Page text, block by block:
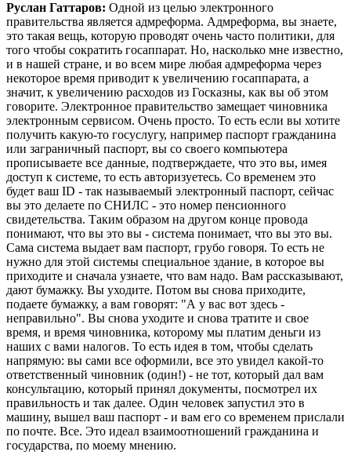
Руслан Гаттаров: Одной из целью электронного
правительства является адмреформа. Адмреформа, вы знаете,
это такая вещь, которую проводят очень часто политики, для
того чтобы сократить госаппарат. Но, насколько мне известно,
и в нашей стране, и во всем мире любая адмреформа через
некоторое время приводит к увеличению госаппарата, а
значит, к увеличению расходов из Госказны, как вы об этом
говорите. Электронное правительство замещает чиновника
электронным сервисом. Очень просто. То есть если вы хотите
получить какую-то госуслугу, например паспорт гражданина
или заграничный паспорт, вы со своего компьютера
прописываете все данные, подтверждаете, что это вы, имея
доступ к системе, то есть авторизуетесь. Со временем это
будет ваш ID - так называемый электронный паспорт, сейчас
вы это делаете по СНИЛС - это номер пенсионного
свидетельства. Таким образом на другом конце провода
понимают, что вы это вы - система понимает, что вы это вы.
Сама система выдает вам паспорт, грубо говоря. То есть не
нужно для этой системы специальное здание, в которое вы
приходите и сначала узнаете, что вам надо. Вам рассказывают,
дают бумажку. Вы уходите. Потом вы снова приходите,
подаете бумажку, а вам говорят: "А у вас вот здесь -
неправильно". Вы снова уходите и снова тратите и свое
время, и время чиновника, которому мы платим деньги из
наших с вами налогов. То есть идея в том, чтобы сделать
напрямую: вы сами все оформили, все это увидел какой-то
ответственный чиновник (один!) - не тот, который дал вам
консультацию, который принял документы, посмотрел их
правильность и так далее. Один человек запустил это в
машину, вышел ваш паспорт - и вам его со временем прислали
по почте. Все. Это идеал взаимоотношений гражданина и
государства, по моему мнению.